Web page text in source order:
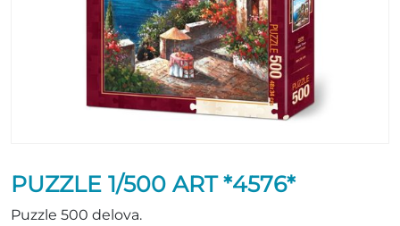
PUZZLE 1/500 ART *4576*
Puzzle 500 delova.